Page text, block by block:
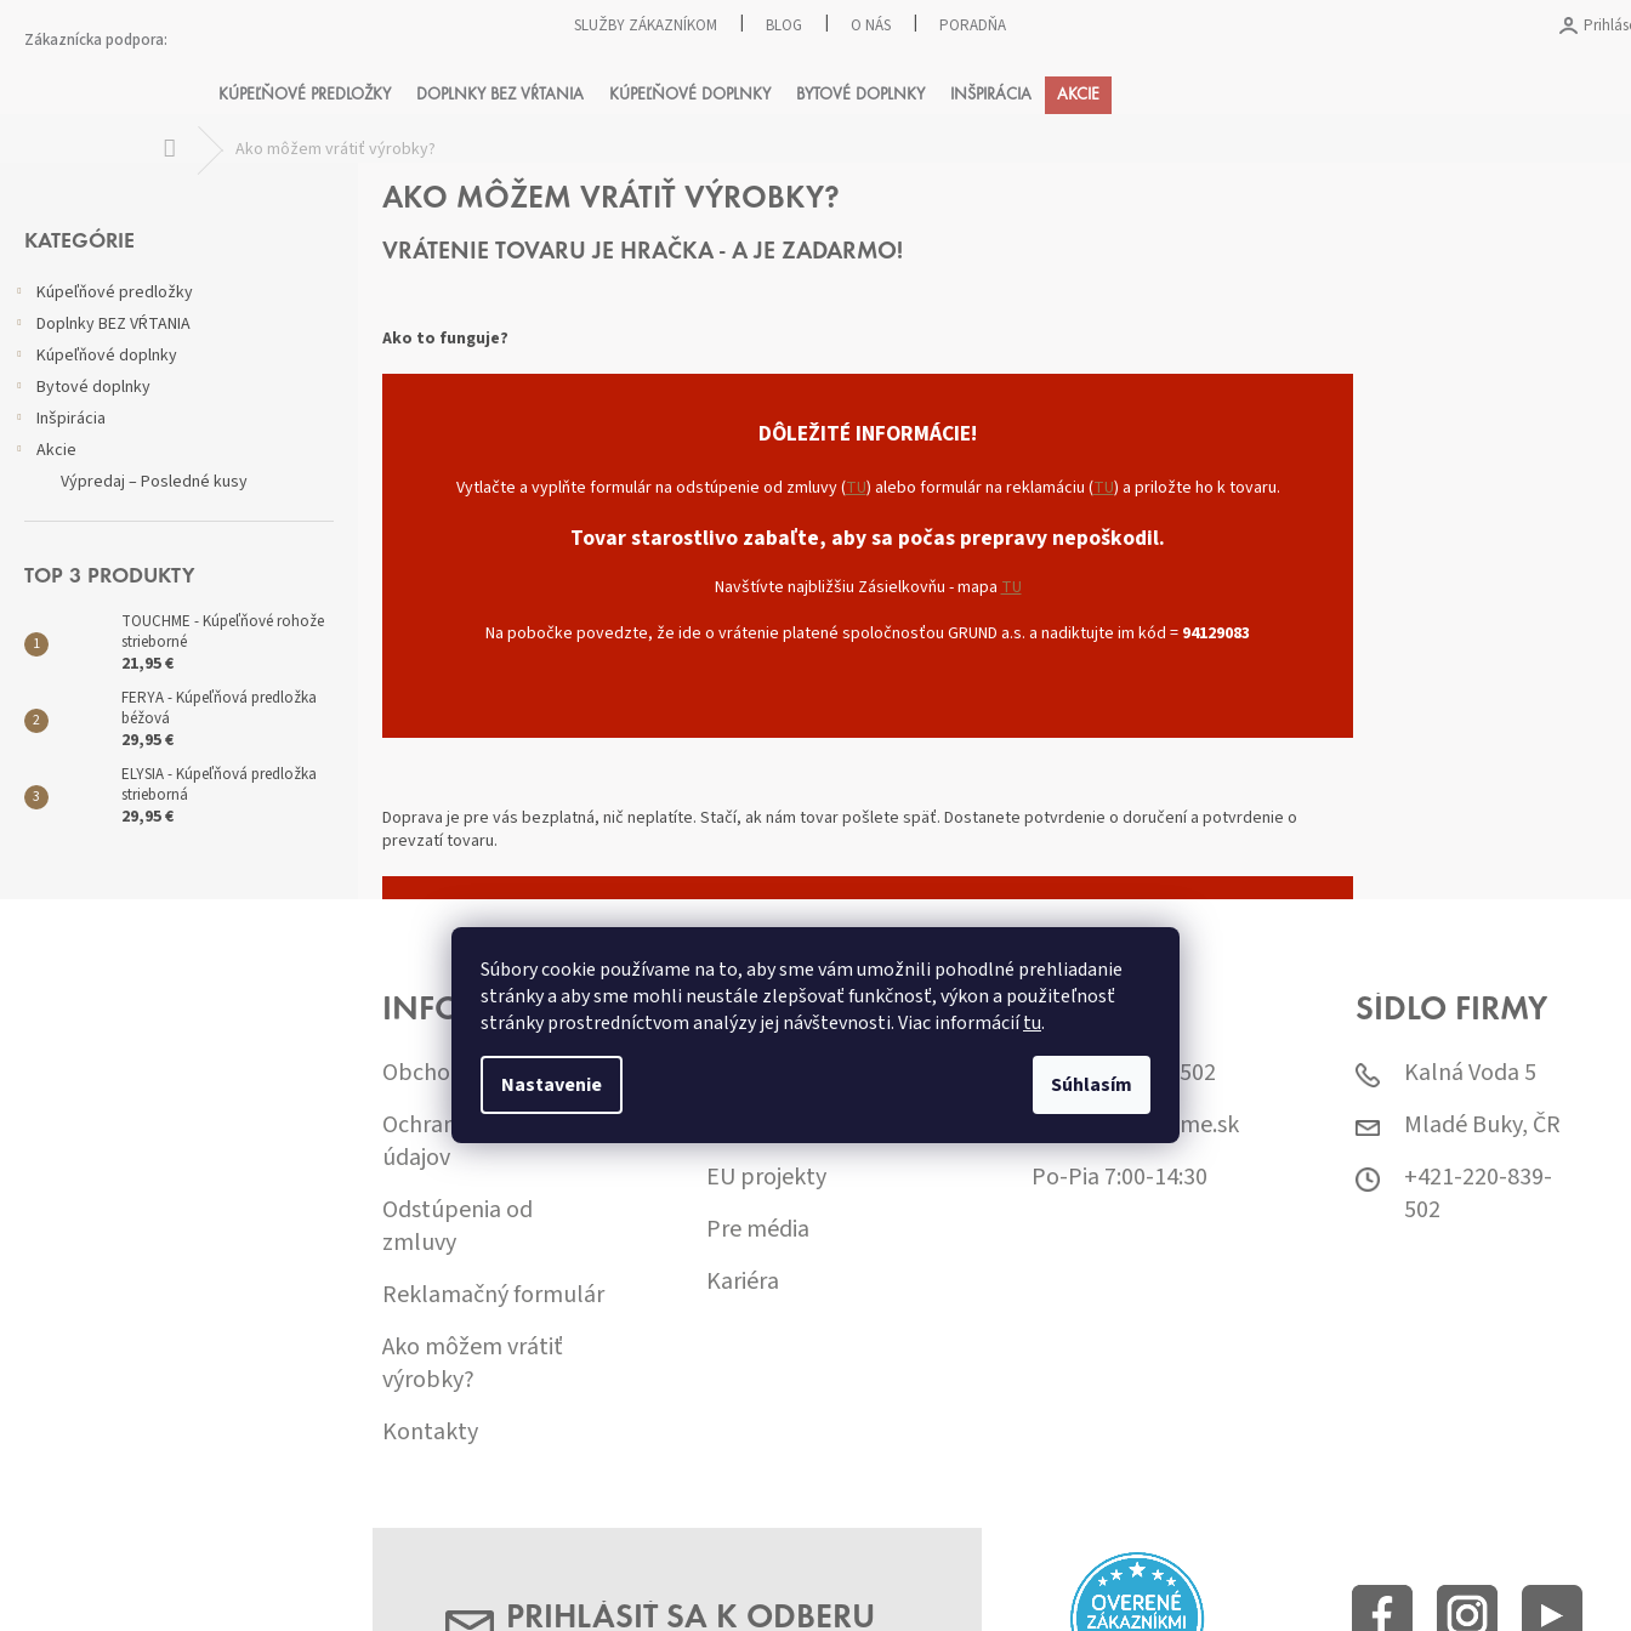
Súbory cookie používame na to, aby sme vám umožnili pohodlné prehliadanie
stránky a aby sme mohli neustále zlepšovať funkčnosť, výkon a použiteľnosť
stránky prostredníctvom analýzy jej návštevnosti. Viac informáciítu.
Nastavenie Súhlasím
SLUŽBY ZÁKAZNÍKOM BLOG O NÁS PORADŇA
HĽADAŤ
KÚPEĽŇOVÉ PREDLOŽKY DOPLNKY BEZ VŔTANIA KÚPEĽŇOVÉ DOPLNKY BYTOVÉ DOPLNKY INŠPIRÁCIA AKCIE
DomovAko môžem vrátiť výrobky?
N
kategórie
KATEGÓRIE
Kúpeľňové predložky
Doplnky BEZ VŔTANIA
Kúpeľňové doplnky
Bytové doplnky
Inšpirácia
Akcie
Výpredaj – Posledné kusy
TOP 3 PRODUKTY
TOUCHME - Kúpeľňové rohože
strieborné
21,95 €
FERYA - Kúpeľňová predložka
béžová
29,95 €
ELYSIA - Kúpeľňová predložka
strieborná
29,95 €
AKO MÔŽEM VRÁTIŤ VÝROBKY?
VRÁTENIE TOVARUJE HRAČKA - A JE ZADARMO!
Ako to funguje?
DÔLEŽITÉ INFORMÁCIE!
Vytlačte a vyplňte formulár na odstúpenie od zmluvy (TU) alebo formulár na reklamáciu (TU) a priložte ho k tovaru.
Tovar starostlivo zabaľte, aby sa počas prepravy nepoškodil.
Navštívte najbližšiu Zásielkovňu - mapaTU
Na pobočke povedzte, že ide o vrátenie platené spoločnosťou GRUND a.s. a nadiktujte im kód = 94129083
Doprava je pre vás bezplatná, nič neplatíte. Stačí, ak nám tovar pošlete späť. Dostanete potvrdenie o doručení a potvrdenie o
prevzatí tovaru.
INFORMÁCIE
Obchodné podmienky
Ochrana osobných
údajov
Odstúpenia od
zmluvy
Reklamačný formulár
Ako môžem vrátiť
výrobky?
Kontakty
O NÁS
EU projekty
Pre média
Kariéra
E-SHOP
+421-220-839-502
info@grundhome.sk
Po-Pia 7:00-14:30
SÍDLO FIRMY
Kalná Voda 5
Mladé Buky, ČR
+421-220-839-
502
PRIHLÁSIŤ SA K ODBERU